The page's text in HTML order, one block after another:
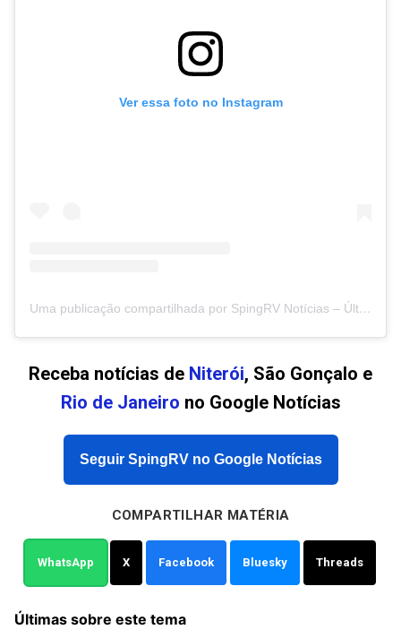
Ver essa foto no Instagram
Uma publicação compartilhada por SpingRV Notícias – Últimas notícias de Niterói, São Gonçalo (@spingrvnoticias)
Receba notícias de Niterói, São Gonçalo e
Rio de Janeiro no Google Notícias
Seguir SpingRV no Google Notícias
COMPARTILHAR MATÉRIA
WhatsApp X Facebook Bluesky Threads
Últimas sobre este tema